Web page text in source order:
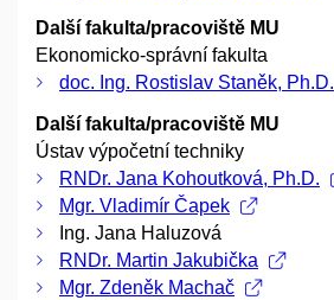
Další fakulta/pracoviště MU
Ekonomicko-správní fakulta
doc. Ing. Rostislav Staněk, Ph.D.
Další fakulta/pracoviště MU
Ústav výpočetní techniky
RNDr. Jana Kohoutková, Ph.D.
Mgr. Vladimír Čapek
Ing. Jana Haluzová
RNDr. Martin Jakubička
Mgr. Zdeněk Machač